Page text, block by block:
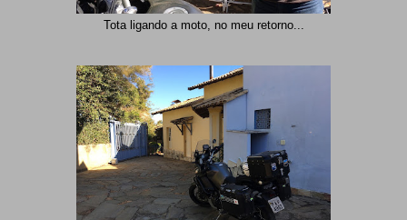
Tota ligando a moto, no meu retorno...